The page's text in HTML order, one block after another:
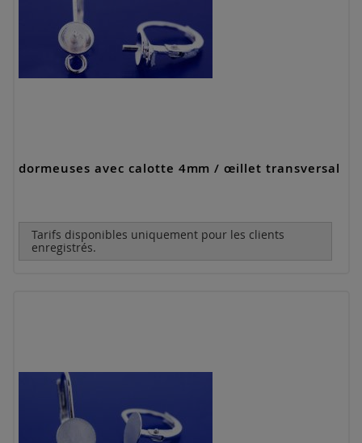
dormeuses avec calotte 4mm / œillet transversal
Tarifs disponibles uniquement pour les clients
enregistrés.